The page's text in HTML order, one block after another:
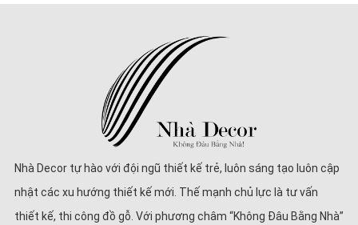
Nhà Decor tự hào với đội ngũ thiết kế trẻ, luôn sáng tạo luôn cập
nhật các xu hướng thiết kế mới. Thế mạnh chủ lực là tư vấn
thiết kế, thi công đồ gỗ. Với phương châm “Không Đâu Bằng Nhà”